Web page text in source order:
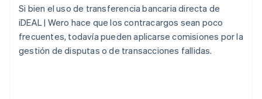
Si bien el uso de transferencia bancaria directa de
iDEAL | Wero hace que los contracargos sean poco
frecuentes, todavía pueden aplicarse comisiones por la
gestión de disputas o de transacciones fallidas.